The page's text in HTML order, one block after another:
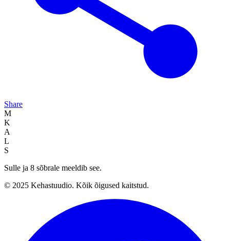
Share
M
K
A
L
S
Sulle ja 8 sõbrale meeldib see.
© 2025 Kehastuudio. Kõik õigused kaitstud.